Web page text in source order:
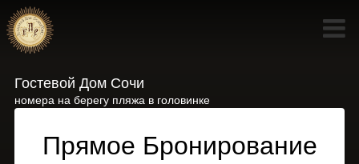
Гостевой Дом Сочи
номера на берегу пляжа в головинке
Прямое Бронирование